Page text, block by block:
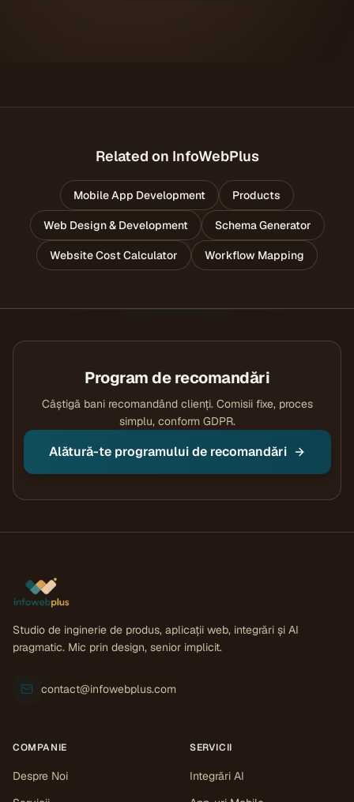
Related on InfoWebPlus
Mobile App Development Products
Web Design & Development Schema Generator
Website Cost Calculator Workflow Mapping
Program de recomandări
Câștigă bani recomandând clienți. Comisii fixe, proces
simplu, conform GDPR.
Alătură-te programului de recomandări
Studio de inginerie de produs, aplicații web, integrări și AI
pragmatic. Mic prin design, senior implicit.
contact@infowebplus.com
COMPANIE
Despre Noi
SERVICII
Integrări AI